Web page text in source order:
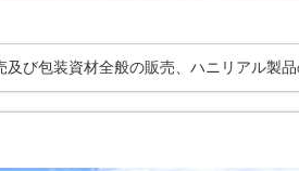
及び包装資材全般の販売、ハニリアル製